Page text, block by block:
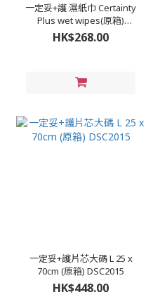
一定妥+護 濕紙巾 Certainty
Plus wet wipes(原箱)
DSC2017
HK$268.00
一定妥+護片芯大碼 L 25 x
70cm (原箱) DSC2015
HK$448.00